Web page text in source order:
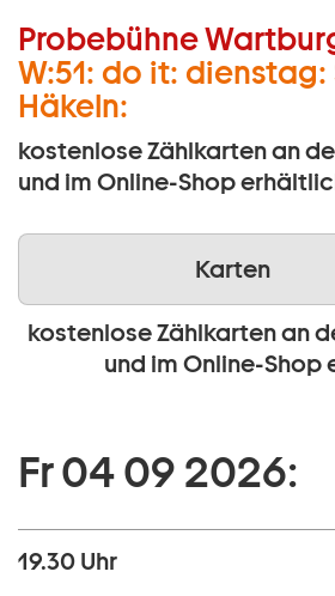
Probebühne
W:51: do it: dienstag:
Häkeln:
kostenlose Zählkarten an
und im Online-Shop
Karten
kostenlose Zählkarten an
und im Online-Shop
Fr 04 09 2026:
19.30 Uhr